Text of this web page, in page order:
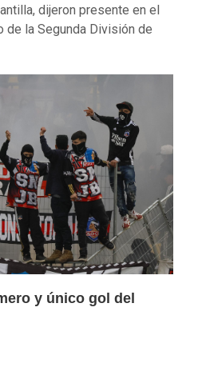
dijeron presente en el
de la Segunda División de
y único gol del